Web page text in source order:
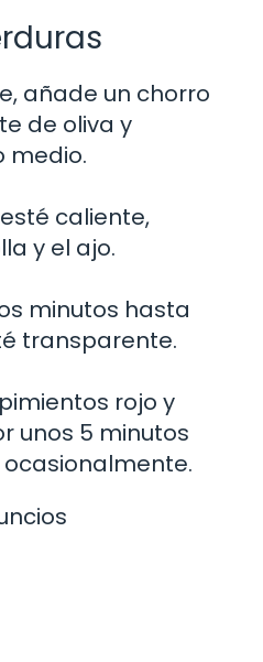
añade un chorro
de oliva y
medio.
caliente,
y el ajo.
minutos hasta
transparente.
rojo y
unos 5 minutos